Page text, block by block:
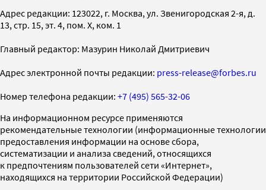
Адрес редакции: 123022, г. Москва, ул. Звенигородская 2-я, д.
13, стр. 15, эт. 4, пом. X, ком. 1
Главный редактор: Мазурин Николай Дмитриевич
Адрес электронной почты редакции: press-release@forbes.ru
Номер телефона редакции: +7 (495) 565-32-06
На информационном ресурсе применяются
рекомендательные технологии (информационные технологии
предоставления информации на основе сбора,
систематизации и анализа сведений, относящихся
к предпочтениям пользователей сети «Интернет»,
находящихся на территории Российской Федерации)